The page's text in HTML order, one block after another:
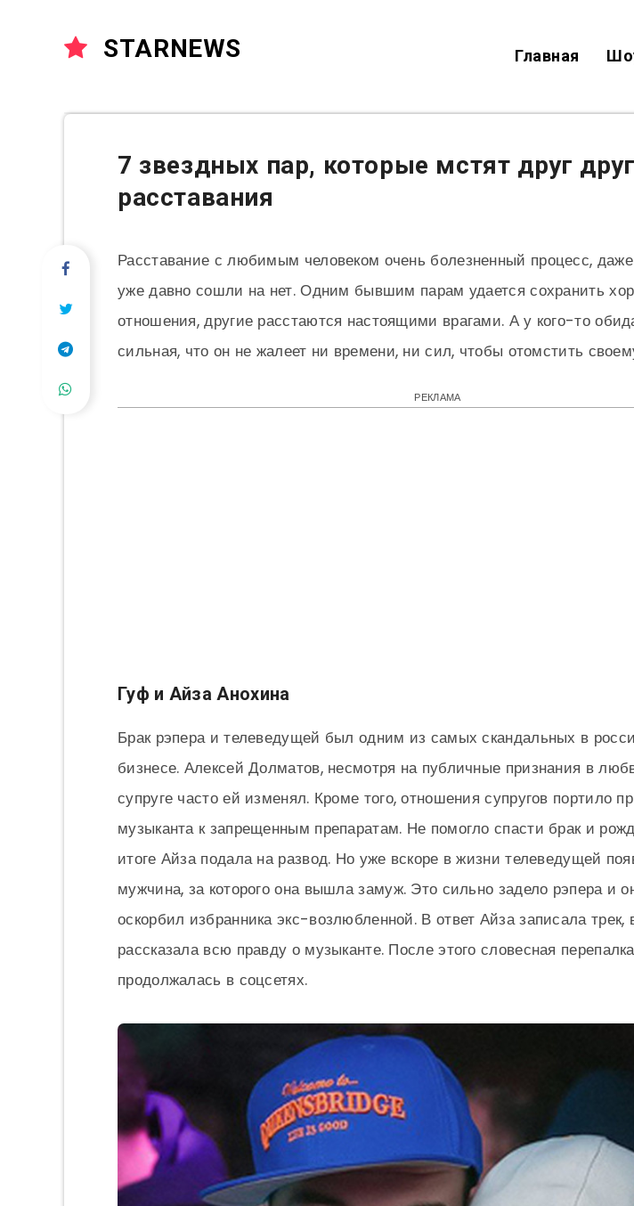
STARNEWS Главная
7 звездных пар, которые мстят друг
расставания
Расставание с любимым человеком очень болезненный процесс,
уже давно сошли на нет. Одним бывшим парам удается сохранить
отношения, другие расстаются настоящими врагами. А у кого-то
сильная, что он не жалеет ни времени, ни сил, чтобы отомстить
РЕКЛАМА
Гуф и Айза Анохина
Брак рэпера и телеведущей был одним из самых скандальных в
бизнесе. Алексей Долматов, несмотря на публичные признания в
супруге часто ей изменял. Кроме того, отношения супругов портило
музыканта к запрещенным препаратам. Не помогло спасти брак и
итоге Айза подала на развод. Но уже вскоре в жизни телеведущей
мужчина, за которого она вышла замуж. Это сильно задело рэпера и
оскорбил избранника экс-возлюбленной. В ответ Айза записала трек,
рассказала всю правду о музыканте. После этого словесная
продолжалась в соцсетях.